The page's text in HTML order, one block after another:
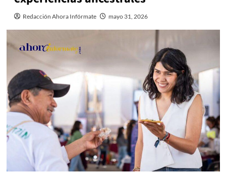
Redacción Ahora Infórmate mayo 31, 2026